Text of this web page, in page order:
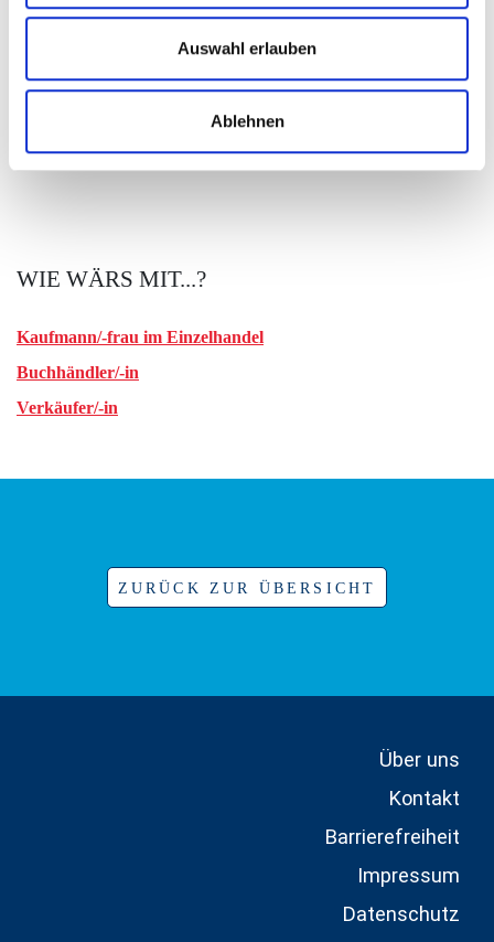
Auswahl erlauben
Ablehnen
AUSBILDUNGSBETRIEBE:
Alle Betriebe aus Rheinland-Pfalz
WIE WÄRS MIT...?
Kaufmann/-frau im Einzelhandel
Buchhändler/-in
Verkäufer/-in
ZURÜCK ZUR ÜBERSICHT
Über uns
Kontakt
Barrierefreiheit
Impressum
Datenschutz